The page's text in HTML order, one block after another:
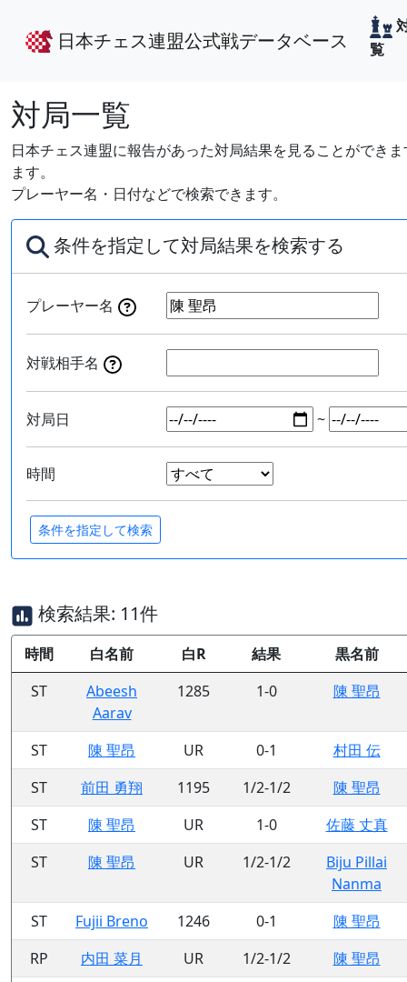
日本チェス連盟公式戦データベース
覧
対局一覧
日本チェス連盟に報告があった対局結果を見ることができ
ます。
プレーヤー名・日付などで検索できます。
条件を指定して対局結果を検索する
プレーヤー名
対戦相手名
対局日 ~
時間
検索結果: 11件
時間 白名前 白R 結果
黒名前
ST
Abeesh
Aarav
1285 1-0 陳 聖昂
ST 陳 聖昂 UR 0-1
村田 伝
ST
前田 勇翔 1195 1/2-1/2
陳 聖昂
ST
陳 聖昂 UR 1-0
佐藤 丈真
ST
陳 聖昂 UR 1/2-1/2
Biju Pillai
Nanma
ST
Fujii Breno 1246 0-1
陳 聖昂
RP
内田 菜月 UR 1/2-1/2
陳 聖昂